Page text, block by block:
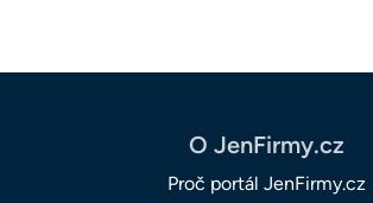
O JenFirmy.cz
Proč portál JenFirmy.cz